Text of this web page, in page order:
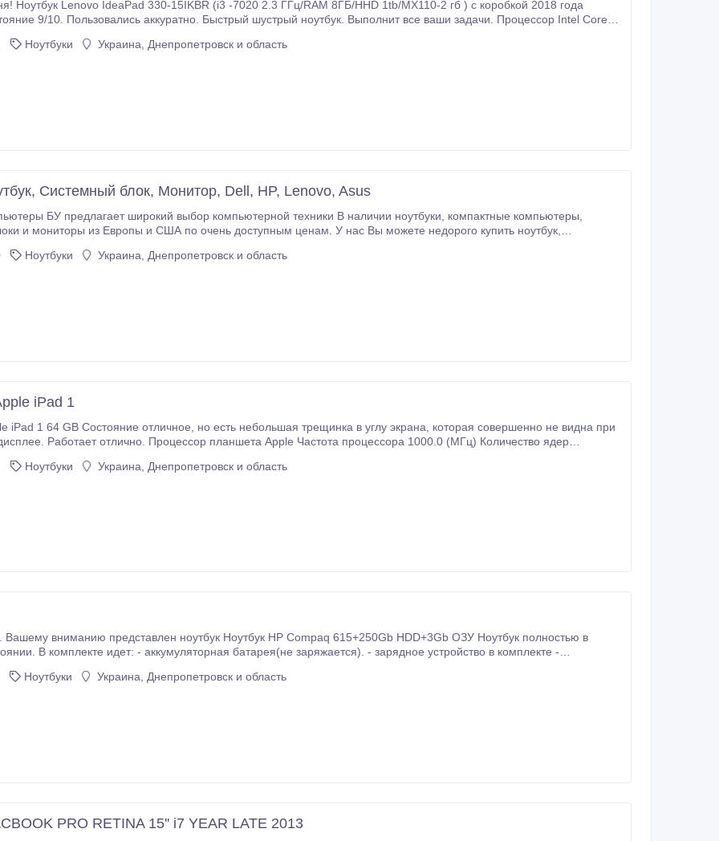
Ноутбук Lenovo IdeaPad 330-15IKBR (i3 -7020 2.3 ГГц/RAM 8ГБ/HHD 1tb/MX110-2 гб ) с коробкой 2018 года
9/10. Пользовались аккуратно. Быстрый шустрый ноутбук. Выполнит все ваши задачи. Процессор Intel Core
Ноутбуки Украина, Днепропетровск и область
Системный блок, Монитор, Dell, HP, Lenovo, Asus
БУ предлагает широкий выбор компьютерной техники В наличии ноутбуки, компактные компьютеры,
из Европы и США по очень доступным ценам. У нас Вы можете недорого купить ноутбук,
Ноутбуки Украина, Днепропетровск и область
iPad 1
iPad 1 64 GB Состояние отличное, но есть небольшая трещинка в углу экрана, которая совершенно не видна при
Работает отлично. Процессор планшета Apple Частота процессора 1000.0 (МГц) Количество ядер
Ноутбуки Украина, Днепропетровск и область
Вашему вниманию представлен ноутбук Ноутбук HP Compaq 615+250Gb HDD+3Gb ОЗУ Ноутбук полностью в
В комплекте идет: - аккумуляторная батарея(не заряжается). - зарядное устройство в комплекте -
Ноутбуки Украина, Днепропетровск и область
PRO RETINA 15'' i7 YEAR LATE 2013